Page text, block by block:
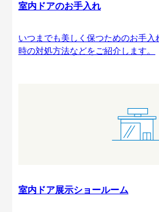
室内ドアのお手入れ
いつまでも美しく保つためのお手
時の対処方法などをご紹介します。
室内ドア展示ショールーム